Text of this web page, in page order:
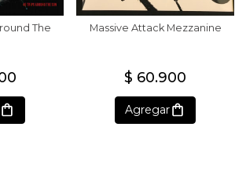
The
Massive Attack Mezzanine
$ 60.900
Agregar